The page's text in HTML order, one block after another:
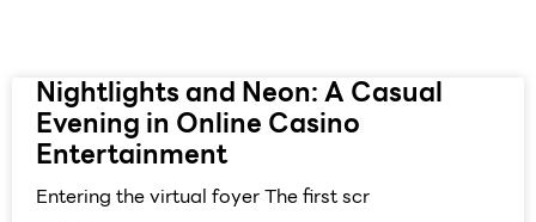
Nightlights and Neon: A Casual
Evening in Online Casino
Entertainment
Entering the virtual foyer The first scr